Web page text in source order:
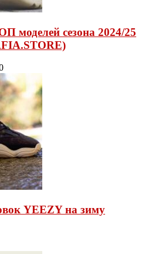
моделей сезона 2024/25
YEEZY на зиму